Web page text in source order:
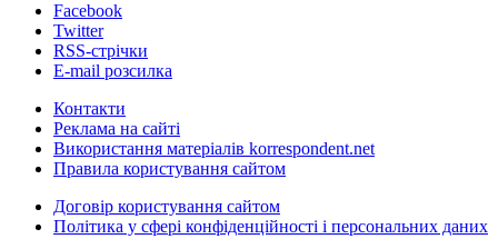
Facebook
Twitter
RSS-стрічки
E-mail розсилка
Контакти
Реклама на сайті
Використання матеріалів korrespondent.net
Правила користування сайтом
Договір користування сайтом
Політика у сфері конфіденційності і персональних даних